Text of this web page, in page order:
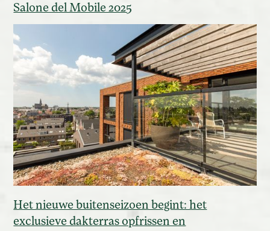
Salone del Mobile 2025
Het nieuwe buitenseizoen begint: het
exclusieve dakterras opfrissen en